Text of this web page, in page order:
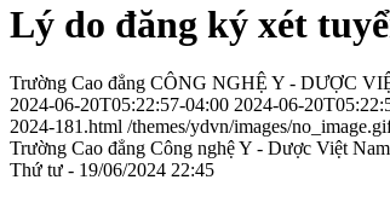
Lý do đăng ký xét
Trường Cao đẳng CÔNG NGHỆ Y - DƯỢC
2024-06-20T05:22:57-04:00 2024-06-
2024-181.html /themes/ydvn/images/
Trường Cao đẳng Công nghệ Y - Dược Việt Nam
Thứ tư - 19/06/2024 22:45